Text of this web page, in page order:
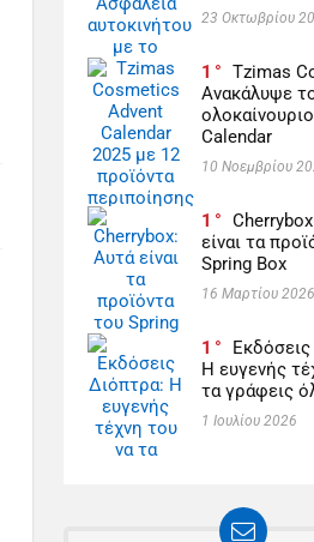
23 Οκτωβρίου
1
Tzimas
Ανακάλυψε
Calendar
10 Νοεμβρίου
1
είναι τα
Spring Box
16 Μαρτίου 2026
1
Η ευγενής
τα γράφεις
1 Ιουλίου 2026